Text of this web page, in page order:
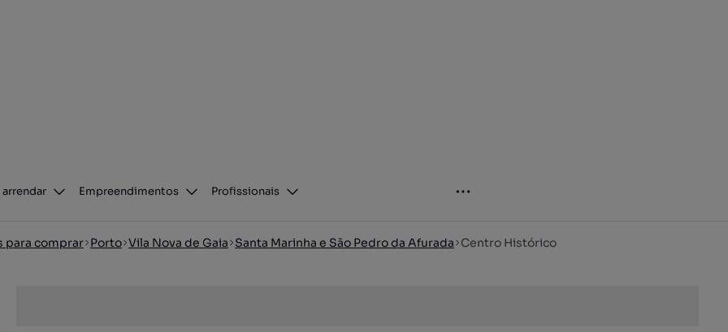
arrendar Empreendimentos Profissionais
para comprar Porto Vila Nova de Gaia Santa Marinha e São Pedro da Afurada Centro Histórico